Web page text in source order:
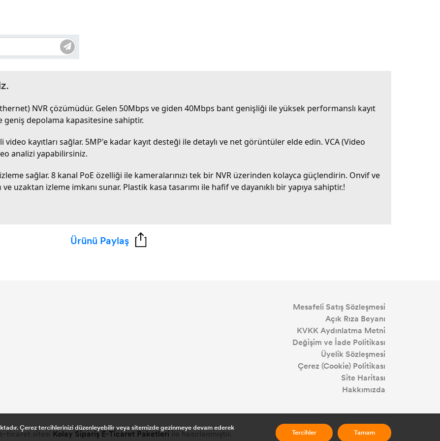
NVR çözümüdür. Gelen 50Mbps ve giden 40Mbps bant genişliği ile yüksek performanslı kayıt
geniş depolama kapasitesine sahiptir.
video kayıtları sağlar. 5MP'e kadar kayıt desteği ile detaylı ve net görüntüler elde edin. VCA (Video
analizi yapabilirsiniz.
sağlar. 8 kanal PoE özelliği ile kameralarınızı tek bir NVR üzerinden kolayca güçlendirin. Onvif ve
uzaktan izleme imkanı sunar. Plastik kasa tasarımı ile hafif ve dayanıklı bir yapıya sahiptir.!
Ürünü Paylaş
Mesafeli Satış Sözleşmesi
Açık Rıza Beyanı
KVKK Aydınlatma Metni
Değişim ve İade Politikası
Üyelik Sözleşmesi
Çerez (Cookie) Politikası
Site Haritası
Hakkımızda
e-ticaret sitesi Kolay Sipariş E-Ticaret Paketleri ile hazırlanmıştır.
Çerez tercihlerinizi düzenleyebilir veya sitemizde gezinmeye devam ederek
Tercihler Tamam